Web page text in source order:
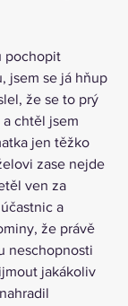
pochopit
jsem se já hňup
že se to prý
chtěl jsem
jen těžko
zase nejde
ven za
a
že právě
neschopnosti
jakákoliv